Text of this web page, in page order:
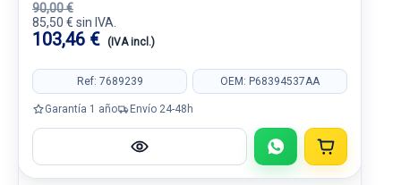
90,00 €
85,50 € sin IVA.
103,46 € (IVA incl.)
Ref: 7689239 OEM: P68394537AA
Garantía 1 año Envío 24-48h